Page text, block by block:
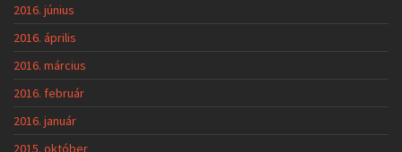
2016. június
2016. április
2016. március
2016. február
2016. január
2015. október